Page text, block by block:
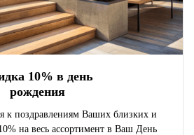
10% в день
рождения
к поздравлениям Ваших близких и
на весь ассортимент в Ваш День